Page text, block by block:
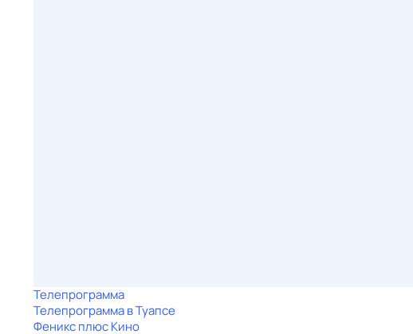
Телепрограмма
Телепрограмма в Туапсе
Феникс плюс Кино